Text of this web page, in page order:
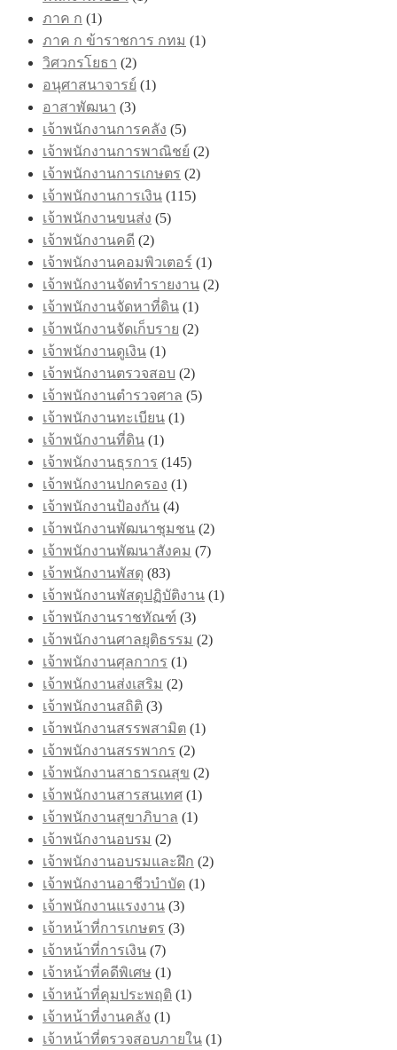
ภาค ก (1)
ภาค ก ข้าราชการ กทม (1)
วิศวกรโยธา (2)
อนุศาสนาจารย์ (1)
อาสาพัฒนา (3)
เจ้าพนักงานการคลัง (5)
เจ้าพนักงานการพาณิชย์ (2)
เจ้าพนักงานการเกษตร (2)
เจ้าพนักงานการเงิน (115)
เจ้าพนักงานขนส่ง (5)
เจ้าพนักงานคดี (2)
เจ้าพนักงานคอมพิวเตอร์ (1)
เจ้าพนักงานจัดทำรายงาน (2)
เจ้าพนักงานจัดหาที่ดิน (1)
เจ้าพนักงานจัดเก็บราย (2)
เจ้าพนักงานดูเงิน (1)
เจ้าพนักงานตรวจสอบ (2)
เจ้าพนักงานตำรวจศาล (5)
เจ้าพนักงานทะเบียน (1)
เจ้าพนักงานที่ดิน (1)
เจ้าพนักงานธุรการ (145)
เจ้าพนักงานปกครอง (1)
เจ้าพนักงานป้องกัน (4)
เจ้าพนักงานพัฒนาชุมชน (2)
เจ้าพนักงานพัฒนาสังคม (7)
เจ้าพนักงานพัสดุ (83)
เจ้าพนักงานพัสดุปฏิบัติงาน (1)
เจ้าพนักงานราชทัณฑ์ (3)
เจ้าพนักงานศาลยุติธรรม (2)
เจ้าพนักงานศุลกากร (1)
เจ้าพนักงานส่งเสริม (2)
เจ้าพนักงานสถิติ (3)
เจ้าพนักงานสรรพสามิต (1)
เจ้าพนักงานสรรพากร (2)
เจ้าพนักงานสาธารณสุข (2)
เจ้าพนักงานสารสนเทศ (1)
เจ้าพนักงานสุขาภิบาล (1)
เจ้าพนักงานอบรม (2)
เจ้าพนักงานอบรมและฝึก (2)
เจ้าพนักงานอาชีวบำบัด (1)
เจ้าพนักงานแรงงาน (3)
เจ้าหน้าที่การเกษตร (3)
เจ้าหน้าที่การเงิน (7)
เจ้าหน้าที่คดีพิเศษ (1)
เจ้าหน้าที่คุมประพฤติ (1)
เจ้าหน้าที่งานคลัง (1)
เจ้าหน้าที่ตรวจสอบภายใน (1)